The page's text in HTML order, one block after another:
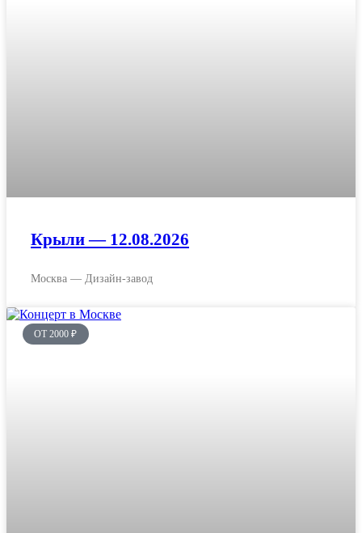
Крыли — 12.08.2026
Москва — Дизайн-завод
ОТ 2000 ₽